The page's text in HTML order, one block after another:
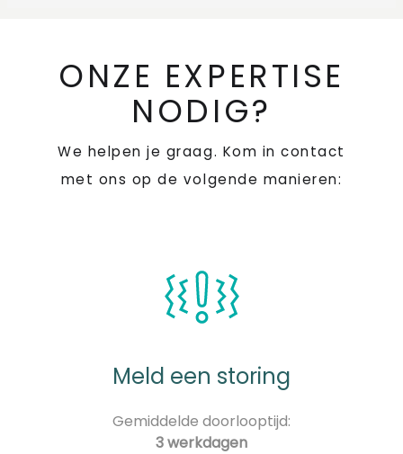
ONZE EXPERTISE
NODIG?
We helpen je graag. Kom in contact
met ons op de volgende manieren:
Meld een storing
Gemiddelde doorlooptijd:
3 werkdagen